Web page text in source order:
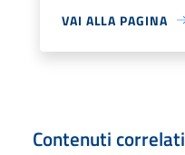
VAI ALLA PAGINA
Contenuti correlati